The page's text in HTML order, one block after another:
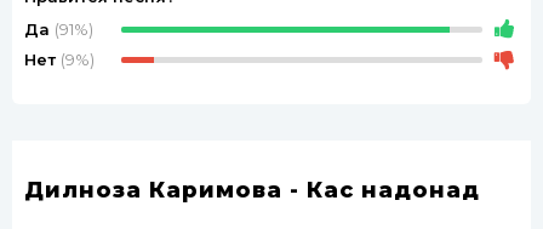
Да (91%)
Нет (9%)
Дилноза Каримова - Кас надонад